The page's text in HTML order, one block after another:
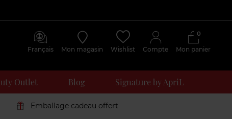
Français Mon magasin Wishlist Compte Mon panier
0
Outlet Blog Signature by ApriL
Emballage cadeau offert